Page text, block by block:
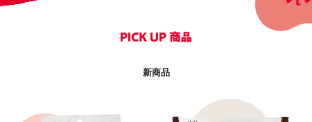
新商品